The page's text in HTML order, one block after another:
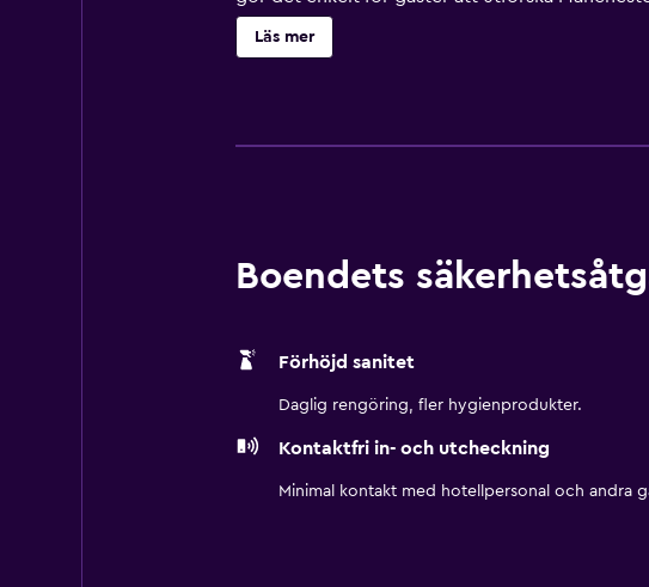
Läs mer
Boendets
Förhöjd sanitet
Daglig rengöring, fler hygienprodukter.
Kontaktfri in- och utcheckning
Minimal kontakt med hotellpersonal och andra